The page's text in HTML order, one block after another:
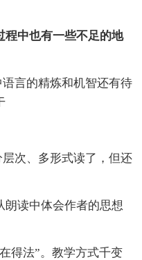
程中也有一些不足的地
言的精炼和机智还有待
次、多形式读了，但还
读中体会作者的思想
法”。教学方式千变